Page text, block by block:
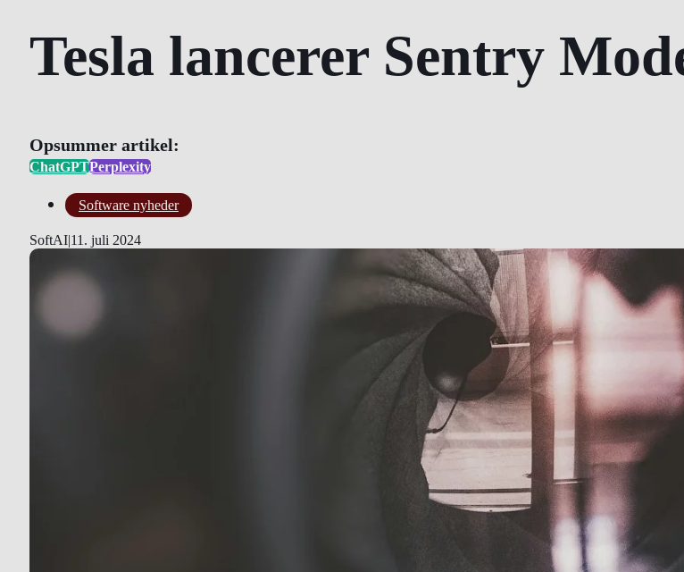
Tesla lancerer Sentry
Opsummer artikel:
ChatGPTPerplexity
Software nyheder
SoftAI|11. juli 2024